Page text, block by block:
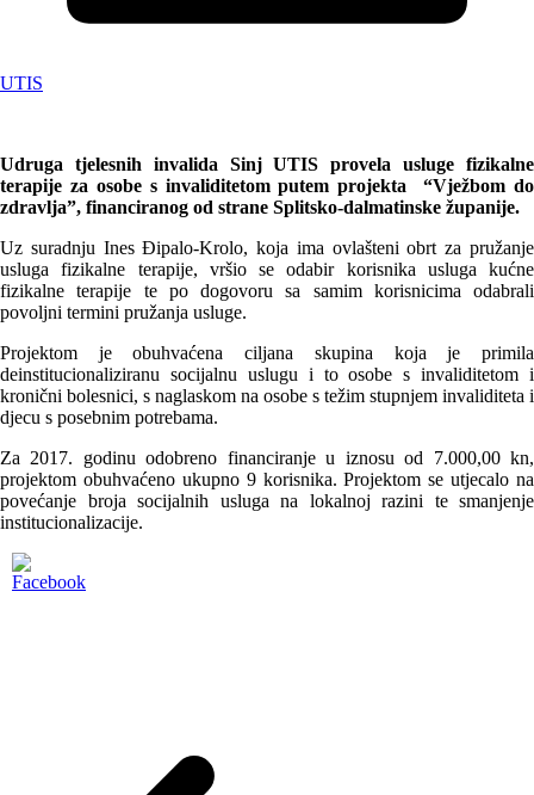
UTIS
Udruga tjelesnih invalida Sinj UTIS provela usluge fizikalne
terapije za osobe s invaliditetom putem projekta “Vježbom do
zdravlja”, financiranog od strane Splitsko-dalmatinske županije.
Uz suradnju Ines Đipalo-Krolo, koja ima ovlašteni obrt za pružanje
usluga fizikalne terapije, vršio se odabir korisnika usluga kućne
fizikalne terapije te po dogovoru sa samim korisnicima odabrali
povoljni termini pružanja usluge.
Projektom je obuhvaćena ciljana skupina koja je primila
deinstitucionaliziranu socijalnu uslugu i to osobe s invaliditetom i
kronični bolesnici, s naglaskom na osobe s težim stupnjem invaliditeta i
djecu s posebnim potrebama.
Za 2017. godinu odobreno financiranje u iznosu od 7.000,00 kn,
projektom obuhvaćeno ukupno 9 korisnika. Projektom se utjecalo na
povećanje broja socijalnih usluga na lokalnoj razini te smanjenje
institucionalizacije.